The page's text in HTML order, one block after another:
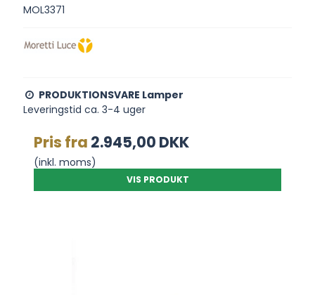
MOL3371
PRODUKTIONSVARE Lamper
Leveringstid ca. 3-4 uger
Pris fra 2.945,00 DKK
(inkl. moms)
VIS PRODUKT